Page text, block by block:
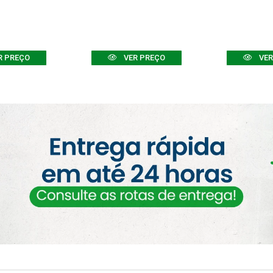
PREÇO VER PREÇO